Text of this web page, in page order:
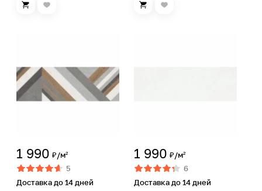
1 990 ₽/м²
5
Доставка до 14 дней
1 990 ₽/м²
6
Доставка до 14 дней